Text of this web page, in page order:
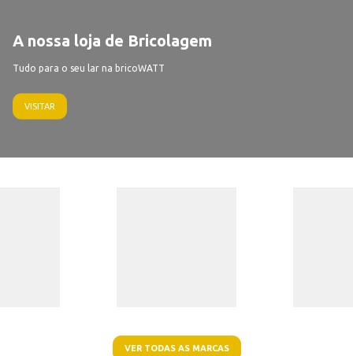
A nossa loja de Bricolagem
Tudo para o seu lar na bricoWATT
VISITAR
VER TODAS AS MARCAS